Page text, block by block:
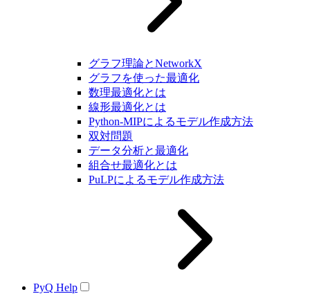
グラフ理論とNetworkX
グラフを使った最適化
数理最適化とは
線形最適化とは
Python-MIPによるモデル作成方法
双対問題
データ分析と最適化
組合せ最適化とは
PuLPによるモデル作成方法
PyQ Help